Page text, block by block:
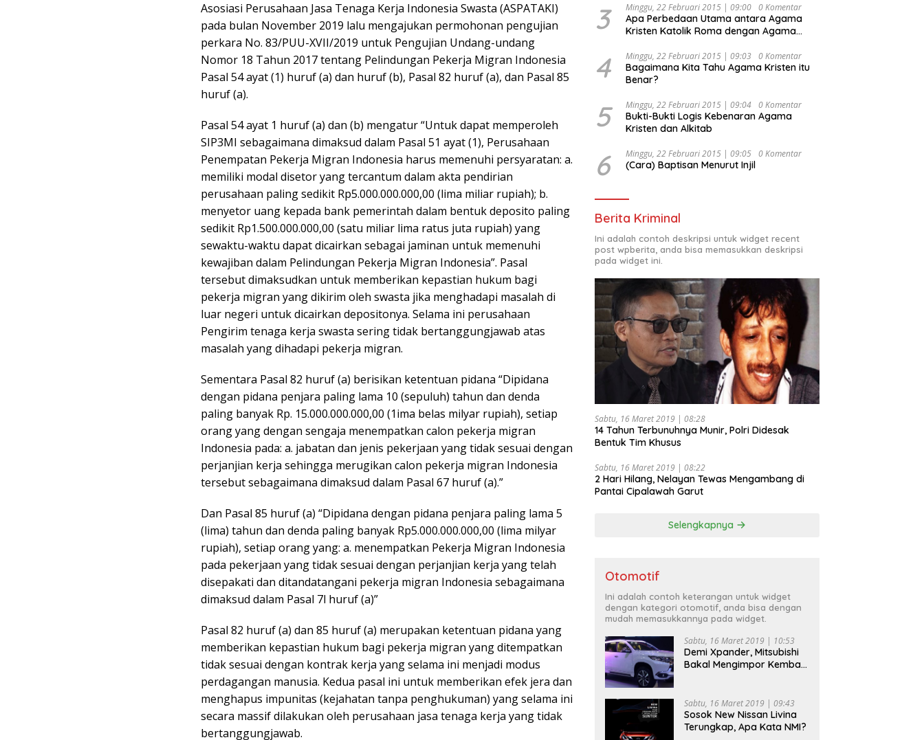
Asosiasi Perusahaan Jasa Tenaga Kerja Indonesia Swasta (ASPATAKI)
pada bulan November 2019 lalu mengajukan permohonan pengujian
perkara No. 83/PUU-XVII/2019 untuk Pengujian Undang-undang
Nomor 18 Tahun 2017 tentang Pelindungan Pekerja Migran Indonesia
Pasal 54 ayat (1) huruf (a) dan huruf (b), Pasal 82 huruf (a), dan Pasal 85
huruf (a).
Pasal 54 ayat 1 huruf (a) dan (b) mengatur “Untuk dapat memperoleh
SIP3MI sebagaimana dimaksud dalam Pasal 51 ayat (1), Perusahaan
Penempatan Pekerja Migran Indonesia harus memenuhi persyaratan: a.
memiliki modal disetor yang tercantum dalam akta pendirian
perusahaan paling sedikit Rp5.000.000.000,00 (lima miliar rupiah); b.
menyetor uang kepada bank pemerintah dalam bentuk deposito paling
sedikit Rp1.500.000.000,00 (satu miliar lima ratus juta rupiah) yang
sewaktu-waktu dapat dicairkan sebagai jaminan untuk memenuhi
kewajiban dalam Pelindungan Pekerja Migran Indonesia”. Pasal
tersebut dimaksudkan untuk memberikan kepastian hukum bagi
pekerja migran yang dikirim oleh swasta jika menghadapi masalah di
luar negeri untuk dicairkan depositonya. Selama ini perusahaan
Pengirim tenaga kerja swasta sering tidak bertanggungjawab atas
masalah yang dihadapi pekerja migran.
Sementara Pasal 82 huruf (a) berisikan ketentuan pidana “Dipidana
dengan pidana penjara paling lama 10 (sepuluh) tahun dan denda
paling banyak Rp. 15.000.000.000,00 (1ima belas milyar rupiah), setiap
orang yang dengan sengaja menempatkan calon pekerja migran
Indonesia pada: a. jabatan dan jenis pekerjaan yang tidak sesuai dengan
perjanjian kerja sehingga merugikan calon pekerja migran Indonesia
tersebut sebagaimana dimaksud dalam Pasal 67 huruf (a).”
Dan Pasal 85 huruf (a) “Dipidana dengan pidana penjara paling lama 5
(lima) tahun dan denda paling banyak Rp5.000.000.000,00 (lima milyar
rupiah), setiap orang yang: a. menempatkan Pekerja Migran Indonesia
pada pekerjaan yang tidak sesuai dengan perjanjian kerja yang telah
disepakati dan ditandatangani pekerja migran Indonesia sebagaimana
dimaksud dalam Pasal 7l huruf (a)”
Pasal 82 huruf (a) dan 85 huruf (a) merupakan ketentuan pidana yang
memberikan kepastian hukum bagi pekerja migran yang ditempatkan
tidak sesuai dengan kontrak kerja yang selama ini menjadi modus
perdagangan manusia. Kedua pasal ini untuk memberikan efek jera dan
menghapus impunitas (kejahatan tanpa penghukuman) yang selama ini
secara massif dilakukan oleh perusahaan jasa tenaga kerja yang tidak
bertanggungjawab.
3 Minggu, 22 Februari 2015 | 09:00 0 Komentar
Apa Perbedaan Utama antara Agama
Kristen Katolik Roma dengan Agama
4 Minggu, 22 Februari 2015 | 09:03 0 Komentar
Bagaimana Kita Tahu Agama Kristen itu
Benar?
5 Minggu, 22 Februari 2015 | 09:04 0 Komentar
Bukti-Bukti Logis Kebenaran Agama
Kristen dan Alkitab
6 Minggu, 22 Februari 2015 | 09:05 0 Komentar
(Cara) Baptisan Menurut Injil
Berita Kriminal
Ini adalah contoh deskripsi untuk widget recent
post wpberita, anda bisa memasukkan deskripsi
pada widget ini.
Sabtu, 16 Maret 2019 | 08:28
14 Tahun Terbunuhnya Munir, Polri Didesak
Bentuk Tim Khusus
Sabtu, 16 Maret 2019 | 08:22
2 Hari Hilang, Nelayan Tewas Mengambang di
Pantai Cipalawah Garut
Selengkapnya
Otomotif
Ini adalah contoh keterangan untuk widget
dengan kategori otomotif, anda bisa dengan
mudah memasukkannya pada widget.
Sabtu, 16 Maret 2019 | 10:53
Demi Xpander, Mitsubishi
Bakal Mengimpor Kembali
Sabtu, 16 Maret 2019 | 09:43
Sosok New Nissan Livina
Terungkap, Apa Kata NMI?